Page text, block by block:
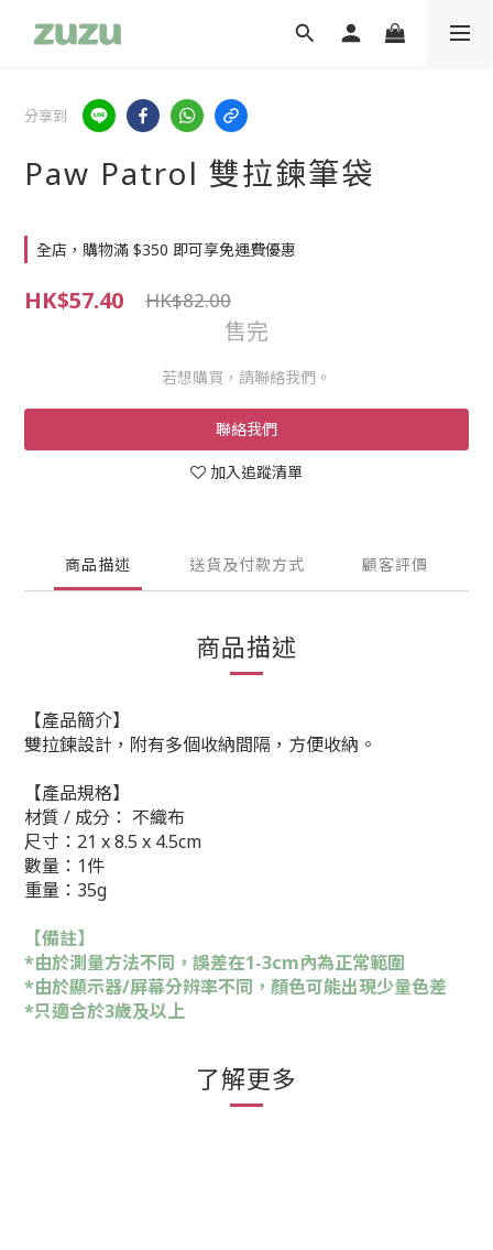
分享到
Paw Patrol 雙拉鍊筆袋
全店，購物滿 $350 即可享免運費優惠
HK$57.40 HK$82.00
售完
若想購買，請聯絡我們。
聯絡我們
加入追蹤清單
商品描述 送貨及付款方式 顧客評價
商品描述
【產品簡介】
雙拉鍊設計，附有多個收納間隔，方便收納。
【產品規格】
材質 / 成分： 不織布
尺寸：21 x 8.5 x 4.5cm
數量：1件
重量：35g
【備註】
*由於測量方法不同，誤差在1-3cm內為正常範圍
*由於顯示器/屏幕分辨率不同，顏色可能出現少量色差
*只適合於3歲及以上
了解更多